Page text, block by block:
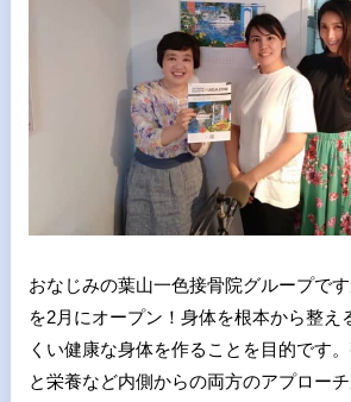
おなじみの葉山一色接骨院グループで
を2月にオープン！身体を根本から整え
くい健康な身体を作ることを目的です
と栄養など内側からの両方のアプロー